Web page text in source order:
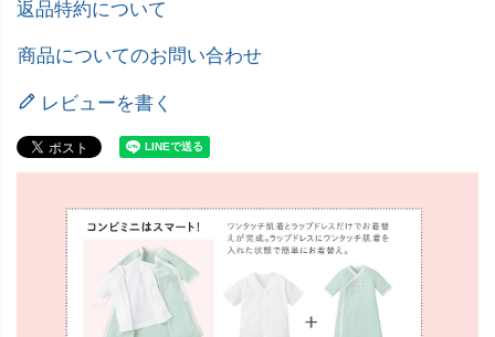
返品特約について
商品についてのお問い合わせ
レビューを書く